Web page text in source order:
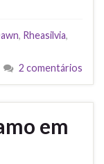
, Rheasilvia,
2 comentários
em